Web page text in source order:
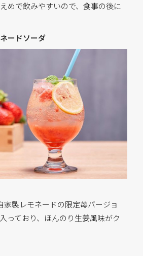
めで飲みやすいので、食事の後に
ードソーダ
家製レモネードの限定苺バージョ
っており、ほんのり生姜風味がク